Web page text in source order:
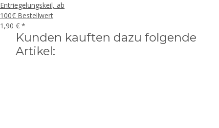
Entriegelungskeil, ab
100€ Bestellwert
1,90 € *
Kunden kauften dazu folgende
Artikel: